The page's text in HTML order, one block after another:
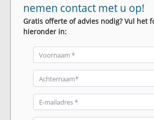
nemen contact met u op!
Gratis offerte of advies nodig? Vul het
hieronder in: